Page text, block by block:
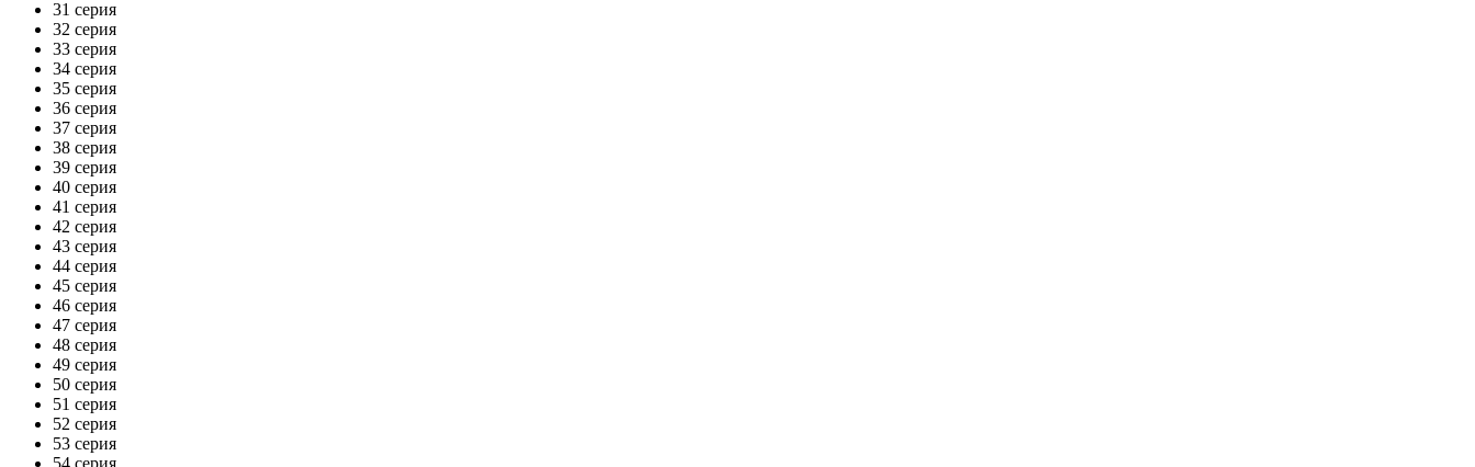
31 серия
32 серия
33 серия
34 серия
35 серия
36 серия
37 серия
38 серия
39 серия
40 серия
41 серия
42 серия
43 серия
44 серия
45 серия
46 серия
47 серия
48 серия
49 серия
50 серия
51 серия
52 серия
53 серия
54 серия